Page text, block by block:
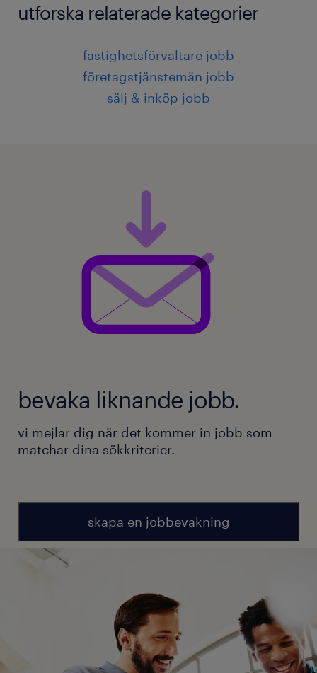
utforska relaterade kategorier
fastighetsförvaltare jobb
företagstjänstemän jobb
sälj & inköp jobb
bevaka liknande jobb.
vi mejlar dig när det kommer in jobb som
matchar dina sökkriterier.
skapa en jobbevakning